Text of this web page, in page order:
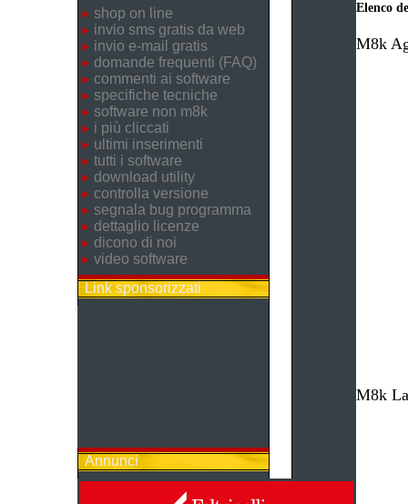
shop on line
invio sms gratis da web
invio e-mail gratis
domande frequenti (FAQ)
commenti ai software
specifiche tecniche
software non m8k
i più cliccati
ultimi inserimenti
tutti i software
download utility
controlla versione
segnala bug programma
dettaglio licenze
dicono di noi
video software
Link sponsorizzati
Annunci
Elenco
M8k
M8k